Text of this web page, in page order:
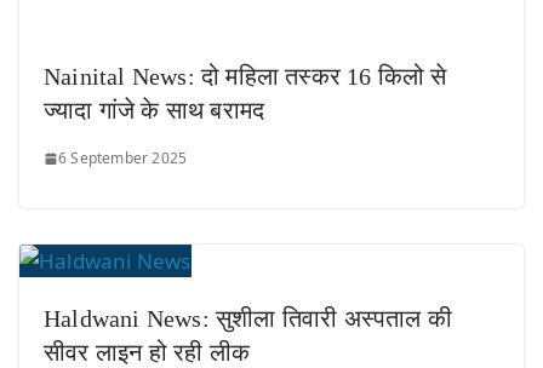
Nainital News: दो महिला तस्कर 16 किलो से
ज्यादा गांजे के साथ बरामद
6 September 2025
Haldwani News: सुशीला तिवारी अस्पताल की
सीवर लाइन हो रही लीक